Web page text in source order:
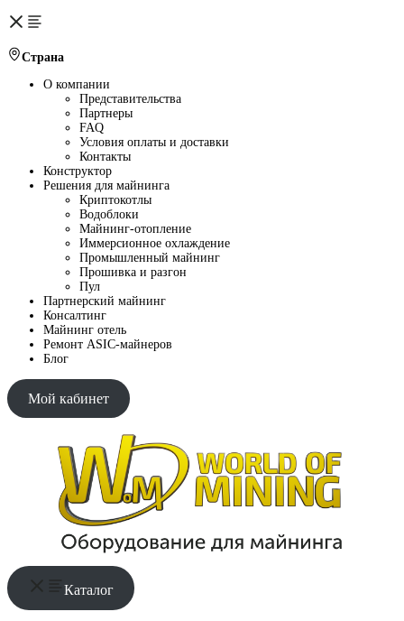
Страна
О компании
Представительства
Партнеры
FAQ
Условия оплаты и доставки
Контакты
Конструктор
Решения для майнинга
Криптокотлы
Водоблоки
Майнинг-отопление
Иммерсионное охлаждение
Промышленный майнинг
Прошивка и разгон
Пул
Партнерский майнинг
Консалтинг
Майнинг отель
Ремонт ASIC-майнеров
Блог
Мой кабинет
Каталог